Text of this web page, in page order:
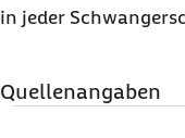
in jeder
Quellenangaben